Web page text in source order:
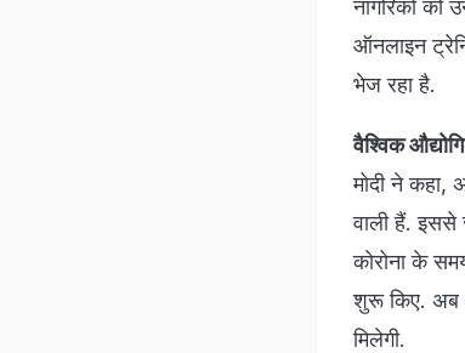
नागरिकों को
ऑनलाइन
भेज रहा है.
वैश्विक
मोदी ने कहा,
वाली हैं. इससे
कोरोना के
शुरू किए. अब
मिलेगी.